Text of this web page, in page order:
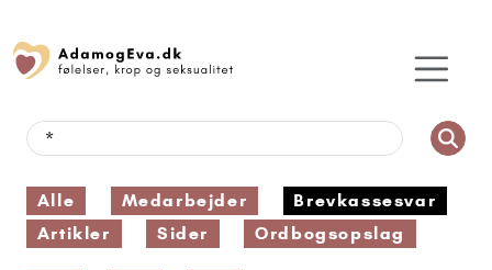
Alle Medarbejder
Brevkassesvar
Artikler
Sider Ordbogsopslag